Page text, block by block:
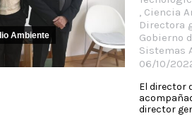
Ambiente
, Ciencia
Directora
Gobierno
Sistemas
06/10/
El director
director